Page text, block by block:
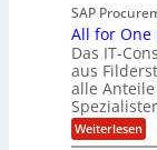
f
b
e
i
I
F
e
z
i
a
l
i
s
n
e
n
n
t
-
S
e
c
u
r
i
t
y
SAP
All for
Das IT-
aus
alle
Weiterlesen:
A